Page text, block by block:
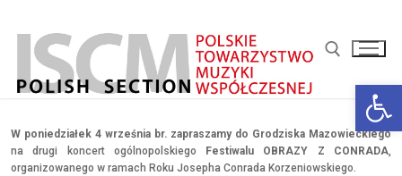
W poniedziałek 4 września br. zapraszamy do Grodziska Mazowieckiego
na drugi koncert ogólnopolskiego
Festiwalu OBRAZY Z CONRADA,
organizowanego w ramach Roku Josepha Conrada Korzeniowskiego.